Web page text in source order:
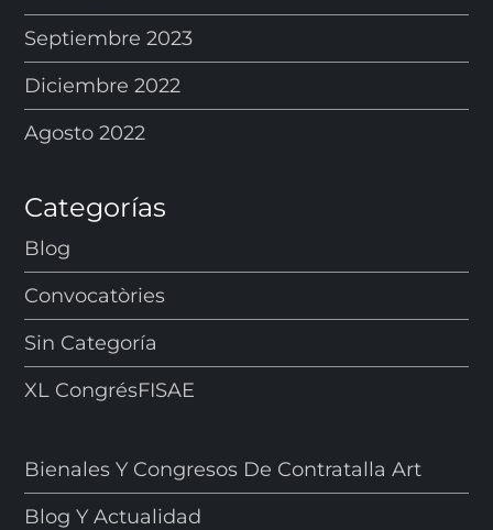
Septiembre 2023
Diciembre 2022
Agosto 2022
Categorías
Blog
Convocatòries
Sin Categoría
XL CongrésFISAE
Bienales Y Congresos De Contratalla Art
Blog Y Actualidad